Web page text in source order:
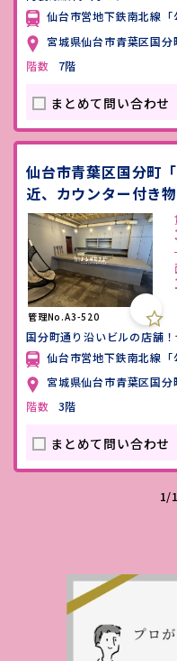
仙台市営地下鉄南北線
宮城県仙台市青葉区国分
階数
7階
まとめて問い合わせ
仙台市青葉区国分町
近、カウンター付き
管理No.A3-520
国分町通り沿いビルの店舗
仙台市営地下鉄南北線
宮城県仙台市青葉区国分
階数
3階
まとめて問い合わせ
1/